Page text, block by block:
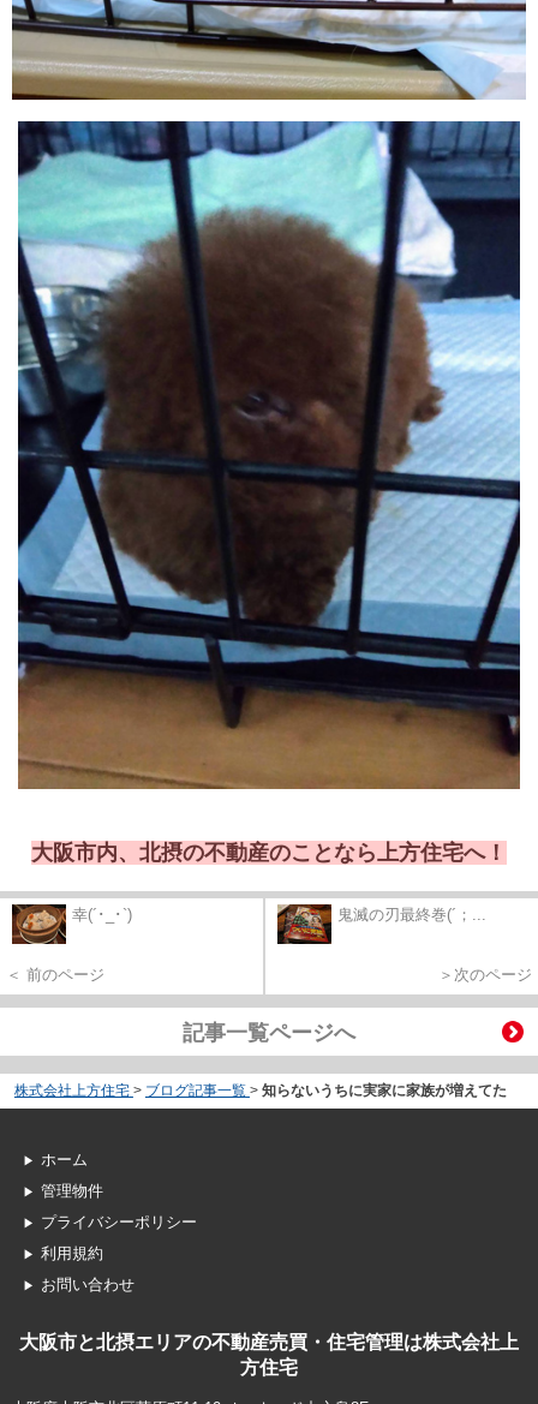
大阪市内、北摂の不動産のことなら上方住宅へ！
幸(´･_･`)
＜ 前のページ
鬼滅の刃最終巻(´；...
＞次のページ
記事一覧ページへ
株式会社上方住宅 > ブログ記事一覧 > 知らないうちに実家に家族が増えてた
ホーム
管理物件
プライバシーポリシー
利用規約
お問い合わせ
大阪市と北摂エリアの不動産売買・住宅管理は株式会社上
方住宅